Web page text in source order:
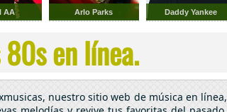
AA Arlo Parks Daddy Yankee
en línea.
nuestro sitio web de música en línea,